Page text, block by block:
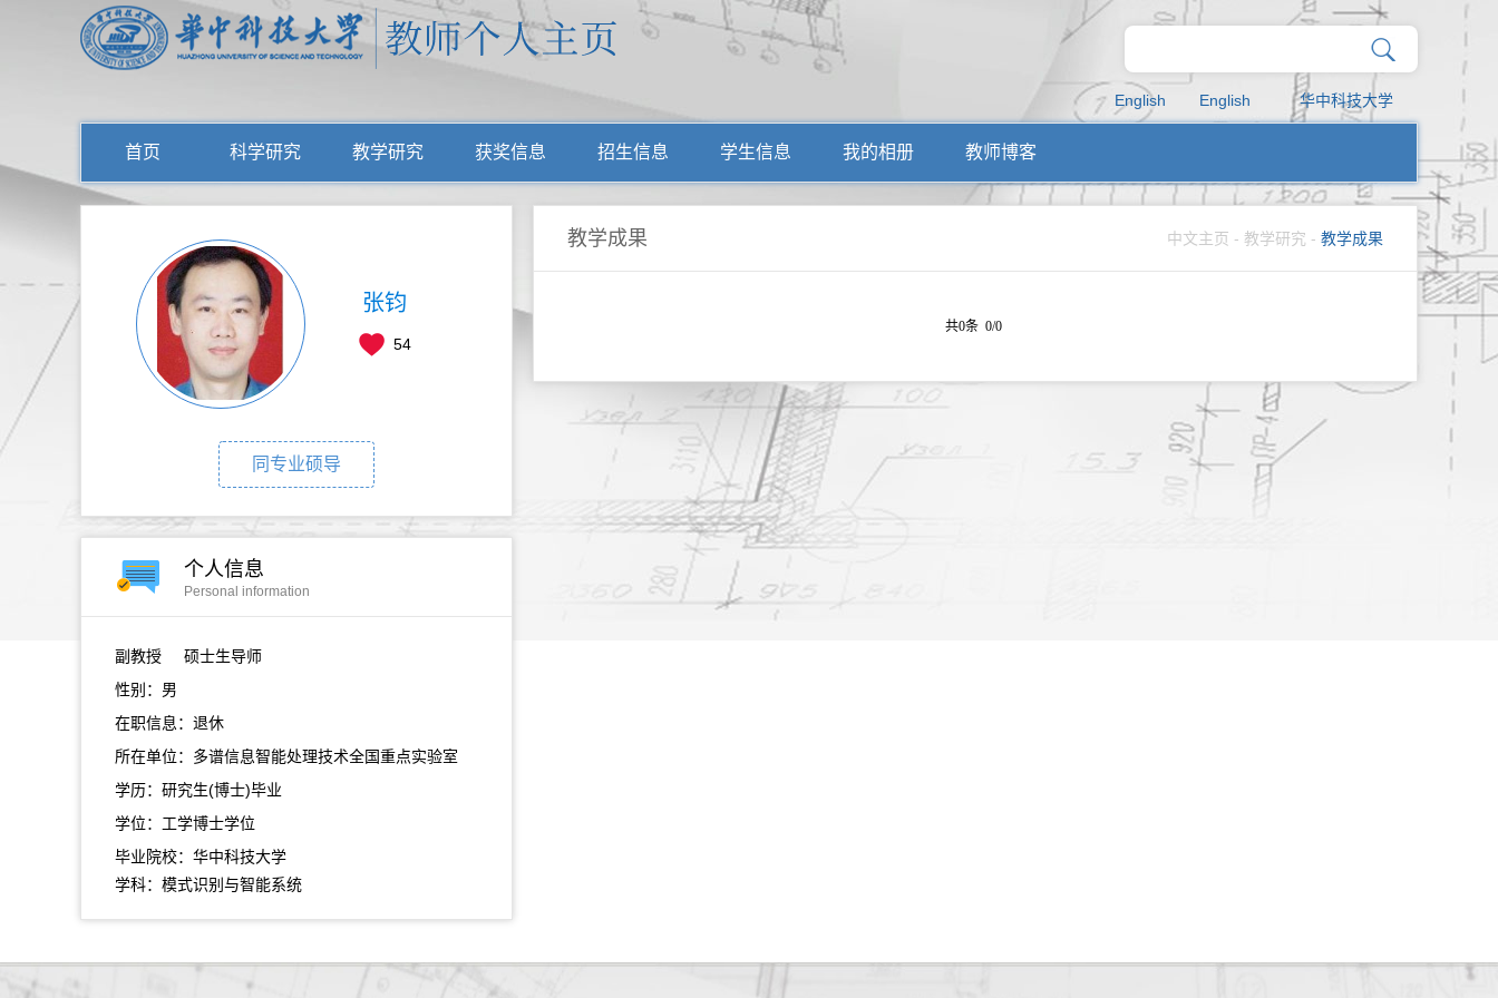
English English 华中科技大学
首页 科学研究 教学研究 获奖信息 招生信息 学生信息 我的相册 教师博客
张钧
54
同专业硕导
个人信息
Personal information
副教授
硕士生导师
性别：男
在职信息：退休
所在单位：多谱信息智能处理技术全国重点实验室
学历：研究生(博士)毕业
学位：工学博士学位
毕业院校：华中科技大学
学科：模式识别与智能系统
教学成果 中文主页 - 教学研究 - 教学成果
共0条 0/0